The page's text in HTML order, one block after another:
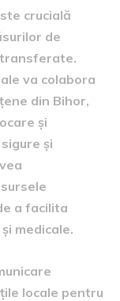
crucială
de
va colabora
din Bihor,
și
și
a facilita
medicale.
locale pentru